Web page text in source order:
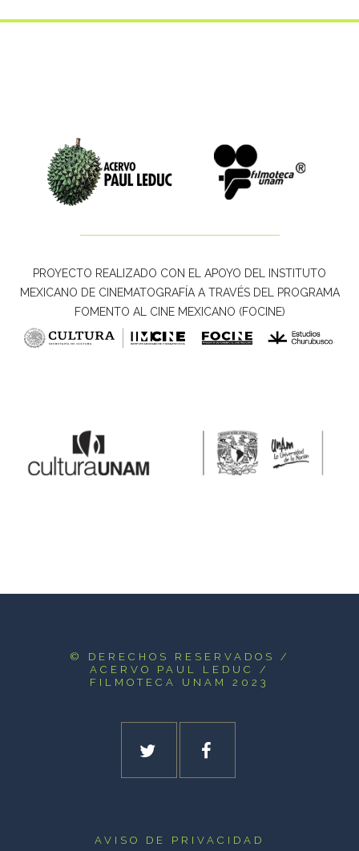
PROYECTO REALIZADO CON EL APOYO DEL INSTITUTO
MEXICANO DE CINEMATOGRAFÍA A TRAVÉS DEL PROGRAMA
FOMENTO AL CINE MEXICANO (FOCINE)
© DERECHOS RESERVADOS
/
ACERVO PAUL LEDUC /
FILMOTECA UNAM 2023
AVISO DE PRIVACIDAD